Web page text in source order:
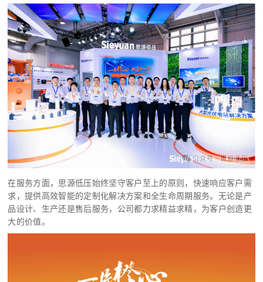
在服务方面，思源低压始终坚守客户至上的原则，快速响应客户需
求，提供高效智能的定制化解决方案和全生命周期服务。无论是产
品设计、生产还是售后服务，公司都力求精益求精，为客户创造更
大的价值。